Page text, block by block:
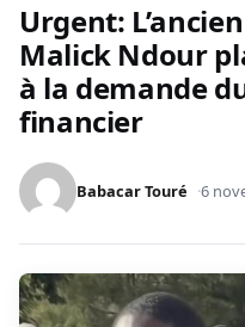
Urgent:
Malick Ndour
à la demande
financier
Babacar Touré 6